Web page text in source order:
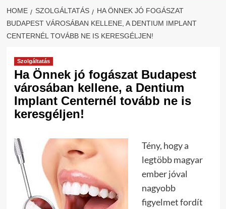
HOME SZOLGÁLTATÁS
HA ÖNNEK JÓ FOGÁSZAT
BUDAPEST VÁROSÁBAN KELLENE, A DENTIUM IMPLANT
CENTERNÉL TOVÁBB NE IS KERESGÉLJEN!
Szolgáltatás
Ha Önnek jó fogászat Budapest
városában kellene, a Dentium
Implant Centernél tovább ne is
keresgéljen!
Tény, hogy a
legtöbb magyar
ember jóval
nagyobb
figyelmet fordít